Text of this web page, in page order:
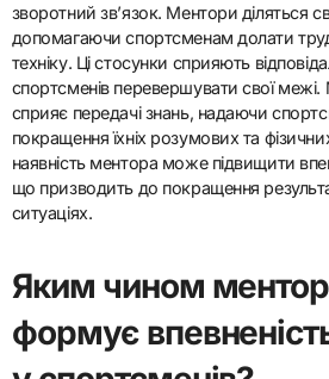
зворотний зв’язок. Ментори діляться
допомагаючи спортсменам долати
техніку. Ці стосунки сприяють
спортсменів перевершувати свої
сприяє передачі знань, надаючи
покращення їхніх розумових та
наявність ментора може підвищити
що призводить до покращення
ситуаціях.
Яким чином
формує впевненість